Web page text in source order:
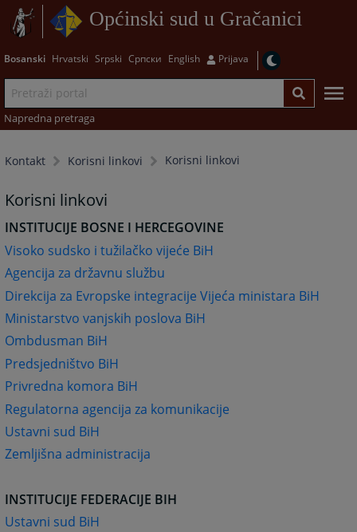
Općinski sud u Gračanici
Bosanski Hrvatski Srpski Српски English Prijava
Napredna pretraga
Kontakt Korisni linkovi Korisni linkovi
Korisni linkovi
INSTITUCIJE BOSNE I HERCEGOVINE
Visoko sudsko i tužilačko vijeće BiH
Agencija za državnu službu
Direkcija za Evropske integracije Vijeća ministara BiH
Ministarstvo vanjskih poslova BiH
Ombdusman BiH
Predsjedništvo BiH
Privredna komora BiH
Regulatorna agencija za komunikacije
Ustavni sud BiH
Zemljišna administracija
INSTITUCIJE FEDERACIJE BIH
Ustavni sud BiH